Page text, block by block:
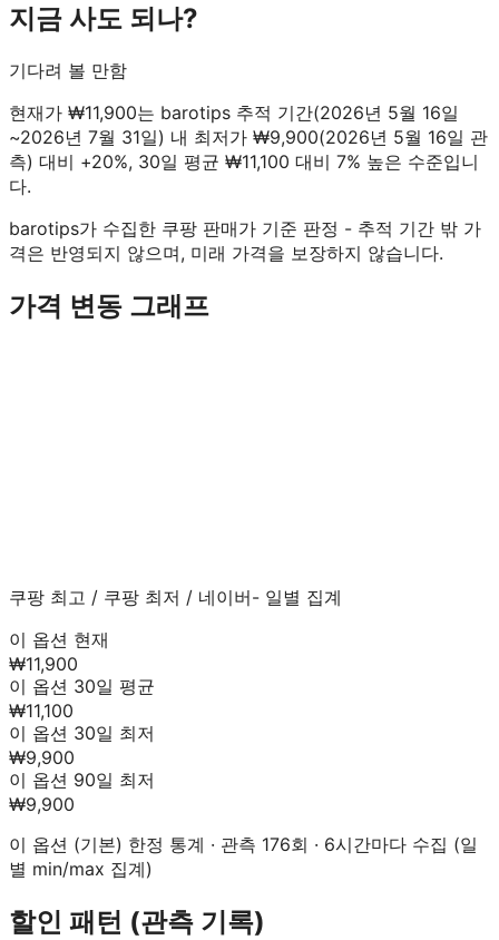
지금 사도 되나?
기다려 볼 만함
현재가 ₩11,900는 barotips 추적 기간(2026년 5월 16일
~2026년 7월 31일) 내 최저가 ₩9,900(2026년 5월 16일 관
측) 대비 +20%, 30일 평균 ₩11,100 대비 7% 높은 수준입니
다.
barotips가 수집한 쿠팡 판매가 기준 판정 - 추적 기간 밖 가
격은 반영되지 않으며, 미래 가격을 보장하지 않습니다.
가격 변동 그래프
쿠팡 최고 / 쿠팡 최저 / 네이버- 일별 집계
이 옵션 현재
₩11,900
이 옵션 30일 평균
₩11,100
이 옵션 30일 최저
₩9,900
이 옵션 90일 최저
₩9,900
이 옵션 (기본) 한정 통계 · 관측 176회 · 6시간마다 수집 (일
별 min/max 집계)
할인 패턴 (관측 기록)